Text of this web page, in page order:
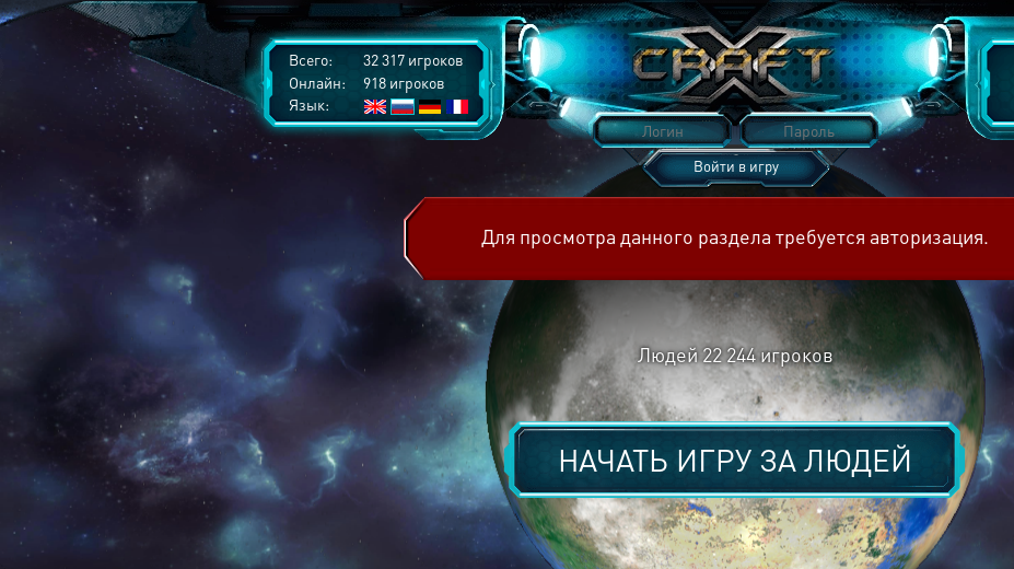
Всего:
32 317 игроков
Онлайн:
918 игроков
Язык:
Войти в игру
Для просмотра данного раздела требуется авторизация.
Людей 22 244игроков
НАЧАТЬ ИГРУ ЗАЛЮДЕЙ